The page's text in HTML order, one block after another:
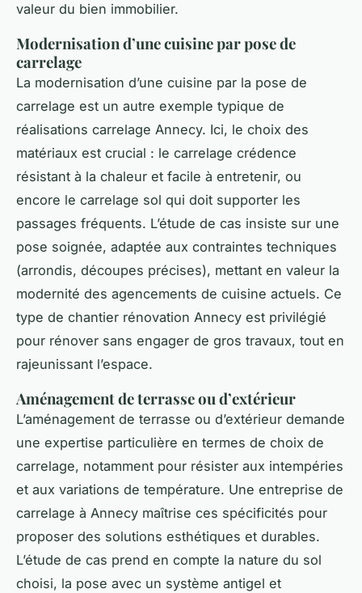
valeur du bien immobilier.
Modernisation d’une cuisine par pose de
carrelage
La modernisation d’une cuisine par la pose de
carrelage est un autre exemple typique de
réalisations carrelage Annecy. Ici, le choix des
matériaux est crucial : le carrelage crédence
résistant à la chaleur et facile à entretenir, ou
encore le carrelage sol qui doit supporter les
passages fréquents. L’étude de cas insiste sur une
pose soignée, adaptée aux contraintes techniques
(arrondis, découpes précises), mettant en valeur la
modernité des agencements de cuisine actuels. Ce
type de chantier rénovation Annecy est privilégié
pour rénover sans engager de gros travaux, tout en
rajeunissant l’espace.
Aménagement de terrasse ou d’extérieur
L’aménagement de terrasse ou d’extérieur demande
une expertise particulière en termes de choix de
carrelage, notamment pour résister aux intempéries
et aux variations de température. Une entreprise de
carrelage à Annecy maîtrise ces spécificités pour
proposer des solutions esthétiques et durables.
L’étude de cas prend en compte la nature du sol
choisi, la pose avec un système antigel et